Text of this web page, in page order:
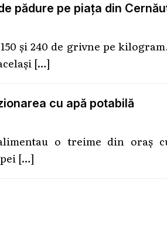
pădure pe piața din
și 240 de grivne pe
[…]
cu apă potabilă
o treime din oraș
[…]